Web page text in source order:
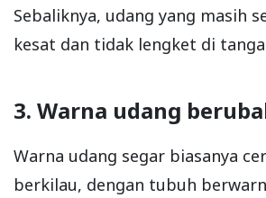
Sebaliknya, udang yang masih
kesat dan tidak lengket di
3. Warna udang
Warna udang segar biasanya
berkilau, dengan tubuh